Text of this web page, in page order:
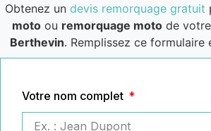
Obtenez un devis remorquage gratuit
moto ou remorquage moto de
Berthevin. Remplissez ce formulaire
Votre nom complet